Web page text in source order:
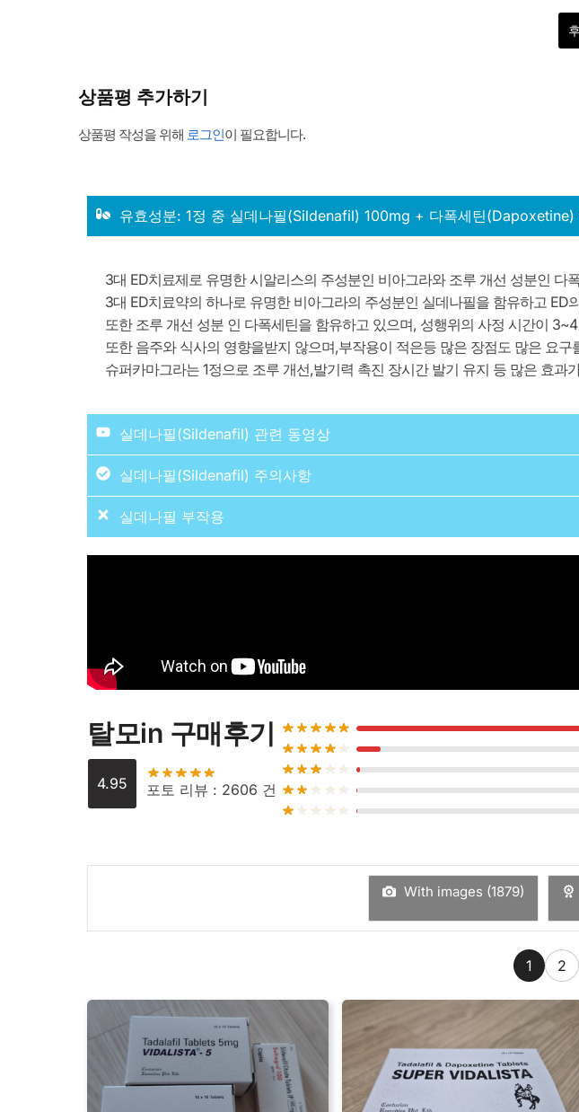
상품평 추가하기
상품평 작성을 위해 로그인이 필요합니다.
유효성분: 1정 중 실데나필(Sildenafil) 100mg + 다폭세틴
3대 ED치료제로 유명한 시알리스의 주성분인 비아그라와 조루 개선 성분인 다
3대 ED치료약의 하나로 유명한 비아그라의 주성분인 실데나필을 함유하고
또한 조루 개선 성분 인 다폭세틴을 함유하고 있으며, 성행위의 사정 시간이
또한 음주와 식사의 영향을받지 않으며,부작용이 적은등 많은 장점도 많은 요
슈퍼카마그라는 1정으로 조루 개선,발기력 촉진 장시간 발기 유지 등 많은 효
실데나필(Sildenafil) 관련 동영상
실데나필(Sildenafil) 주의사항
출혈이상 또는 활동성 소화성궤양 환자, 고령자, 중증 신부전 환자, 간부전 환
자에게는 신중하게 투여하여야 한다.
게는 신중하게 투여해야 한다.
혈관을 확장하여 혈압을 일시적으로 약하게 감소시킬 수 있으므로 휴
드물게 실데나필을 복용한 환자에서 시력이 감퇴하거나 손실되는 경
용한 환자들이 갑작스런 시력이나 청력의 상실이 발생하는 경우 즉시
음식물과 함께 투여할 경우 공복 투여보다 효과 발현 시간이 지연될 가
발기부전 치료제로 사용될 경우, 실데나필 투여 전 발기부전 및 기저
발기부전 치료제로 사용 시, 성행위는 심장의 위험을 수반하므로 치료
발기부전 치료제로 사용 시, 최대 추천 용량으로 100 mg이 필요한 환
폐동맥 고혈압 치료제로 사용 시, 폐동맥 혈관확장제는 폐정맥 폐색
실데나필 투여는 권장되지 않는다.
실데나필 부작용
일반적 부작용(사용자의 1~10%에서 보고)
안과계: 시야장애, 시야 흐림, 청색시(모든 사물이 청색으로 보이는 시
호흡기계: 코막힘, 기침, 코피 등
소화기계: 구역, 소화불량 등
근골격계: 사지통, 근육통, 허리통증 등
신경계: 졸음, 실신, 발작, 눈통증, 눈부심, 광시증, 색시증, 눈충혈, 시야 밝아짐
식도 역류질환, 구토, 상복부 통증, 구강건조, 발진, 더운 느낌 등
탈모in 구매후기
4.95 포토 리뷰 : 2606 건
With images (1879)
1 2